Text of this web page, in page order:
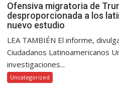
Ofensiva migratoria de
desproporcionada a los
nuevo estudio
LEA TAMBIÉN El informe,
Ciudadanos Latinoamericanos
investigaciones...
Uncategorized